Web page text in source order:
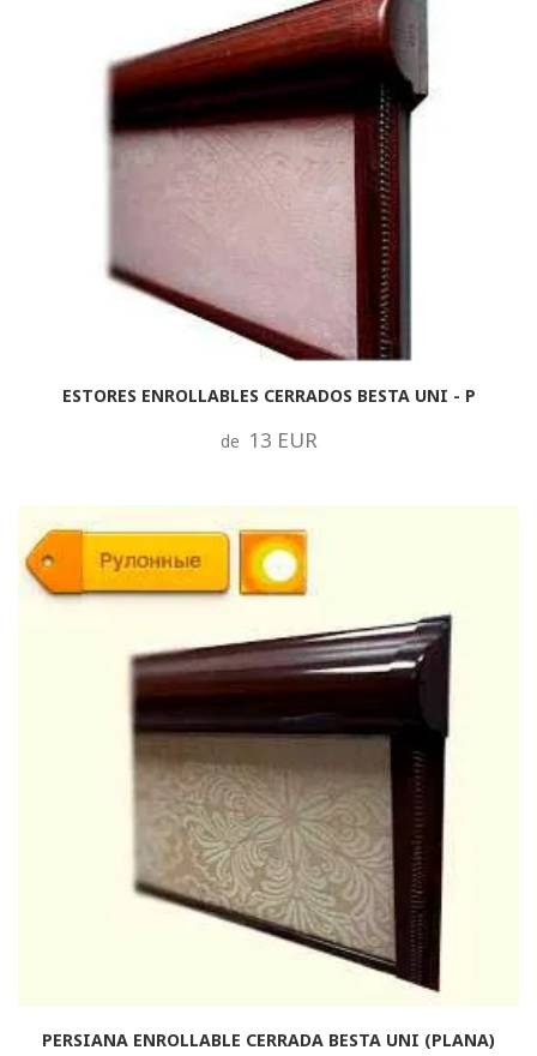
ESTORES ENROLLABLES CERRADOS BESTA UNI - P
de 13 EUR
PERSIANA ENROLLABLE CERRADA BESTA UNI (PLANA)